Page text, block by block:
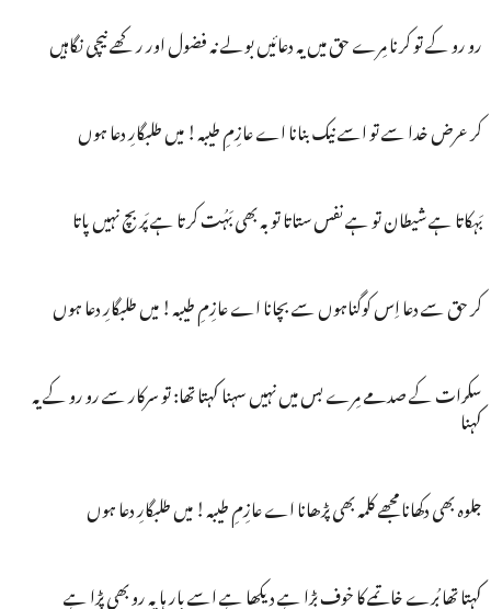
رو رو کے تو کرنا مِرے حق میں یہ دعائیں بولے نہ فضول اور رکھے نیچی نگاہیں
کر عرض خدا سے تو اسے نیک بنانا اے عازِمِ طیبہ! میں طلبگارِ دعا ہوں
بَہکاتا ہے شیطان تو ہے نفس ستاتا توبہ بھی بَہُت کرتا ہے پَر بچ نہیں پاتا
کر حق سے دعا اِس کوگناہوں سے بچانا اے عازِمِ طیبہ! میں طلبگارِ دعا ہوں
سکرات کے صدمے مِرے بس میں نہیں سہنا کہتا تھا: تو سرکار سے رو رو کے یہ
کہنا
جلوہ بھی دکھانا مجھے کلمہ بھی پڑھانا اے عازِمِ طیبہ! میں طلبگارِ دعا ہوں
کہتا تھا بُرے خاتمے کا خوف بڑا ہے دیکھا ہے اسے بار ہا یہ رو بھی پڑا ہے